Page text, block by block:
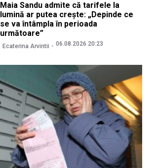
Maia Sandu admite că tarifele la
lumină ar putea crește: „Depinde ce
se va întâmpla în perioada
următoare”
Ecaterina Arvintii 06.08.2026 20:23